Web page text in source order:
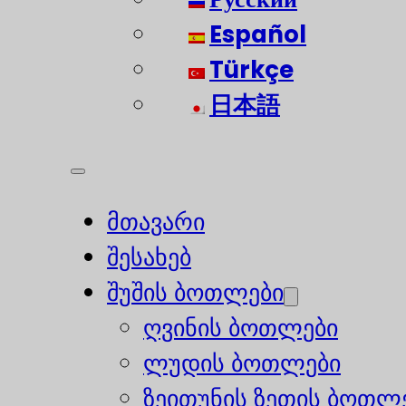
Español
Türkçe
日本語
მთავარი
შესახებ
შუშის ბოთლები
ღვინის ბოთლები
ლუდის ბოთლები
ზეითუნის ზეთის